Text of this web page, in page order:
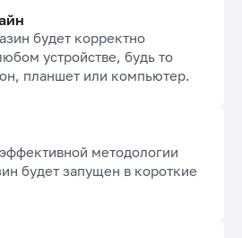
будет корректно
устройстве, будь то
планшет или компьютер.
методологии
будет запущен в короткие